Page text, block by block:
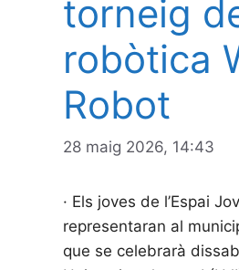
torneig
robòtica
Robot
28 maig 2026, 14:43
· Els joves de l’Espai
representaran al
que se celebrarà